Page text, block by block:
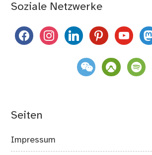
Soziale Netzwerke
facebookinstagramlinkedinpinterestyoutube
weixin komootspotify
Seiten
Impressum